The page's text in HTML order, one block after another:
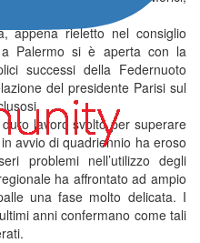
Saglimbene.
appena rieletto nel consiglio
a Palermo si è aperta con la
successi della Federnuoto
del presidente Parisi sul
lavoro svolto per superare
avvio di quadriennio ha eroso
problemi nell’utilizzo degli
ha affrontato ad ampio
una fase molto delicata. I
anni confermano come tali